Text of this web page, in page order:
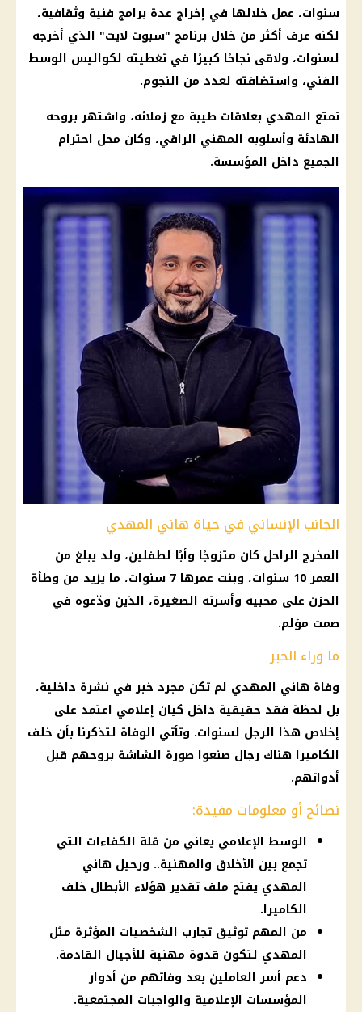
سنوات، عمل خلالها في إخراج عدة برامج فنية وثقافية،
لكنه عرف أكثر من خلال برنامج "سبوت لايت" الذي أخرجه
لسنوات، ولاقى نجاحًا كبيرًا في تغطيته لكواليس الوسط
الفني، واستضافته لعدد من النجوم.
تمتع المهدي بعلاقات طيبة مع زملائه، واشتهر بروحه
الهادئة وأسلوبه المهني الراقي، وكان محل احترام
الجميع داخل المؤسسة.
الجانب الإنساني في حياة هاني المهدي
المخرج الراحل كان متزوجًا وأبًا لطفلين، ولد يبلغ من
العمر 10 سنوات، وبنت عمرها 7 سنوات، ما يزيد من وطأة
الحزن على محبيه وأسرته الصغيرة، الذين ودّعوه في
صمت مؤلم.
ما وراء الخبر
وفاة هاني المهدي لم تكن مجرد خبر في نشرة داخلية،
بل لحظة فقد حقيقية داخل كيان إعلامي اعتمد على
إخلاص هذا الرجل لسنوات. وتأتي الوفاة لتذكرنا بأن خلف
الكاميرا هناك رجال صنعوا صورة الشاشة بروحهم قبل
أدواتهم.
نصائح أو معلومات مفيدة:
الوسط الإعلامي يعاني من قلة الكفاءات التي
تجمع بين الأخلاق والمهنية.. ورحيل هاني
المهدي يفتح ملف تقدير هؤلاء الأبطال خلف
الكاميرا.
من المهم توثيق تجارب الشخصيات المؤثرة مثل
المهدي لتكون قدوة مهنية للأجيال القادمة.
دعم أسر العاملين بعد وفاتهم من أدوار
المؤسسات الإعلامية والواجبات المجتمعية.